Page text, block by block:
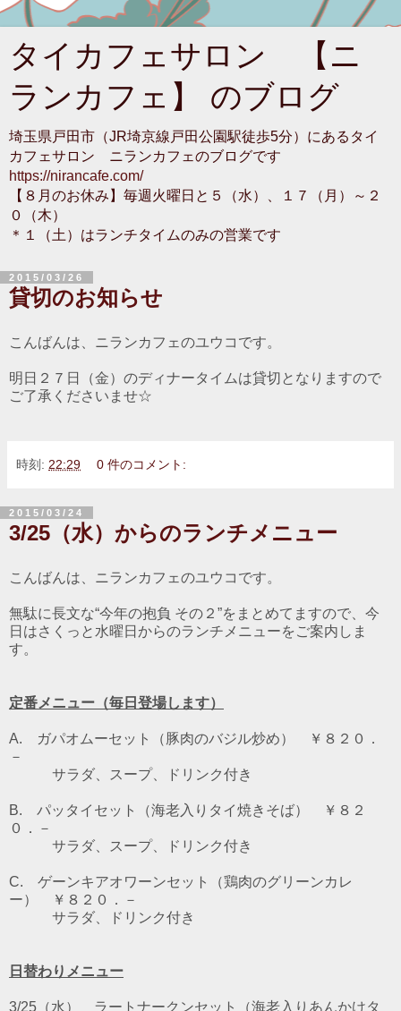
タイカフェサロン 【ニ
ランカフェ】 のブログ
埼玉県戸田市（JR埼京線戸田公園駅徒歩5分）にあるタイ
カフェサロン ニランカフェのブログです
https://nirancafe.com/
【８月のお休み】毎週火曜日と５（水）、１７（月）～２
０（木）
＊１（土）はランチタイムのみの営業です
2015/03/26
貸切のお知らせ
こんばんは、ニランカフェのユウコです。
明日２７日（金）のディナータイムは貸切となりますので
ご了承くださいませ☆
時刻: 22:29 0 件のコメント:
2015/03/24
3/25（水）からのランチメニュー
こんばんは、ニランカフェのユウコです。
無駄に長文な“今年の抱負 その２”をまとめてますので、今
日はさくっと水曜日からのランチメニューをご案内しま
す。
定番メニュー（毎日登場します）
A. ガパオムーセット（豚肉のバジル炒め） ￥８２０．
－
サラダ、スープ、ドリンク付き
B. パッタイセット（海老入りタイ焼きそば） ￥８２
０．－
サラダ、スープ、ドリンク付き
C. ゲーンキアオワーンセット（鶏肉のグリーンカレ
ー） ￥８２０．－
サラダ、ドリンク付き
日替わりメニュー
3/25（水） ラートナークンセット（海老入りあんかけタ